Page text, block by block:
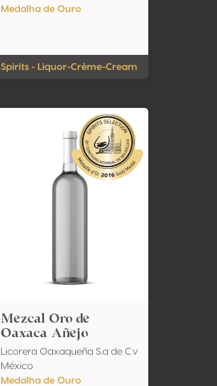
Medalha de Ouro
Spirits - Liquor-Crème-Cream
Mezcal Oro de
Oaxaca Añejo
Licorera Oaxaqueña S.a de C.v
México
Medalha de Ouro